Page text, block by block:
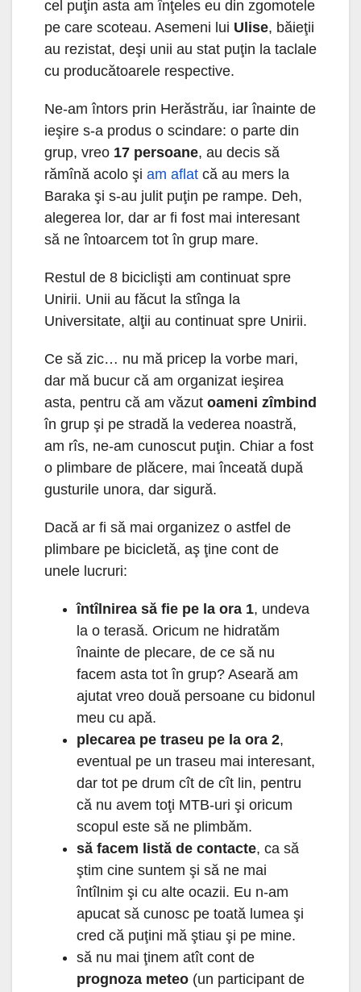
cel puţin asta am înţeles eu din zgomotele
pe care scoteau. Asemeni lui Ulise, băieţii
au rezistat, deşi unii au stat puţin la taclale
cu producătoarele respective.
Ne-am întors prin Herăstrău, iar înainte de
ieşire s-a produs o scindare: o parte din
grup, vreo 17 persoane, au decis să
rămînă acolo şi am aflat că au mers la
Baraka şi s-au julit puţin pe rampe. Deh,
alegerea lor, dar ar fi fost mai interesant
să ne întoarcem tot în grup mare.
Restul de 8 biciclişti am continuat spre
Unirii. Unii au făcut la stînga la
Universitate, alţii au continuat spre Unirii.
Ce să zic… nu mă pricep la vorbe mari,
dar mă bucur că am organizat ieşirea
asta, pentru că am văzut oameni zîmbind
în grup şi pe stradă la vederea noastră,
am rîs, ne-am cunoscut puţin. Chiar a fost
o plimbare de plăcere, mai înceată după
gusturile unora, dar sigură.
Dacă ar fi să mai organizez o astfel de
plimbare pe bicicletă, aş ţine cont de
unele lucruri:
întîlnirea să fie pe la ora 1, undeva
la o terasă. Oricum ne hidratăm
înainte de plecare, de ce să nu
facem asta tot în grup? Aseară am
ajutat vreo două persoane cu bidonul
meu cu apă.
plecarea pe traseu pe la ora 2,
eventual pe un traseu mai interesant,
dar tot pe drum cît de cît lin, pentru
că nu avem toţi MTB-uri şi oricum
scopul este să ne plimbăm.
să facem listă de contacte, ca să
ştim cine suntem şi să ne mai
întîlnim şi cu alte ocazii. Eu n-am
apucat să cunosc pe toată lumea şi
cred că puţini mă ştiau şi pe mine.
să nu mai ţinem atît cont de
prognoza meteo (un participant de